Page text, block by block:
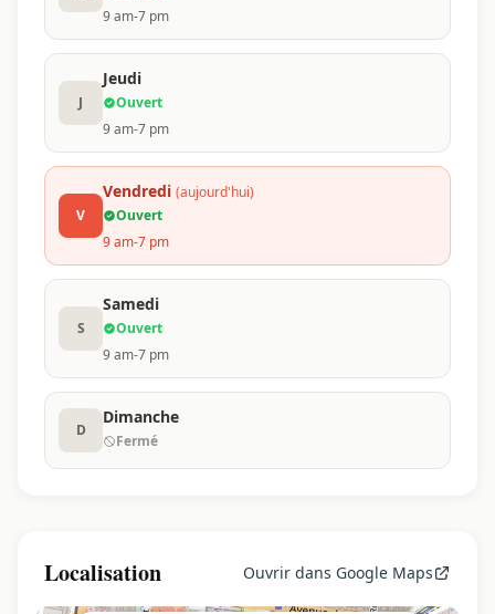
9 am-7 pm
J
Jeudi
Ouvert
9 am-7 pm
V
Vendredi (aujourd'hui)
Ouvert
9 am-7 pm
S
Samedi
Ouvert
9 am-7 pm
D
Dimanche
Fermé
Localisation Ouvrir dans Google Maps